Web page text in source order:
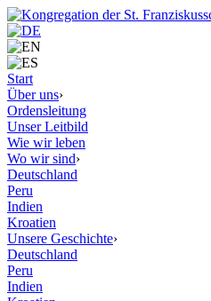
Start
Über uns›
Ordensleitung
Unser Leitbild
Wie wir leben
Wo wir sind›
Deutschland
Peru
Indien
Kroatien
Unsere Geschichte›
Deutschland
Peru
Indien